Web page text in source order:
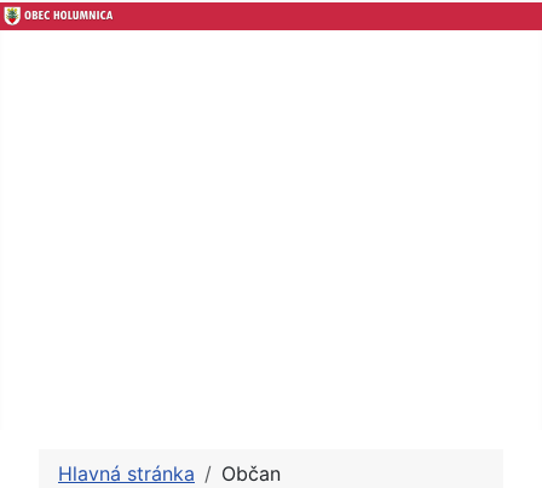
Hlavná stránka
Občan